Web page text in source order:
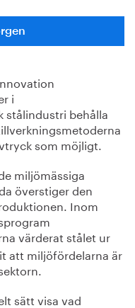
i
stålindustri behålla
som möjligt.
miljömässiga
överstiger den
Inom
värderat stålet ur
att miljöfördelarna är
sätt visa vad